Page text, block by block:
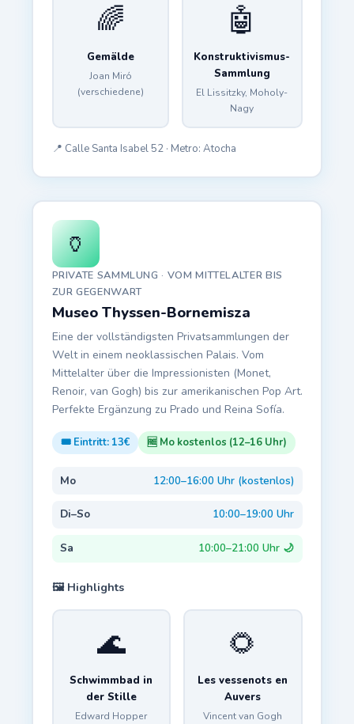
🌈
Gemälde
Joan Miró
(verschiedene)
🤖
Konstruktivismus-
Sammlung
El Lissitzky, Moholy-
Nagy
📍 Calle Santa Isabel 52 · Metro: Atocha
🏺
PRIVATE SAMMLUNG · VOM MITTELALTER BIS
ZUR GEGENWART
Museo Thyssen-Bornemisza
Eine der vollständigsten Privatsammlungen der
Welt in einem neoklassischen Palais. Vom
Mittelalter über die Impressionisten (Monet,
Renoir, van Gogh) bis zur amerikanischen Pop Art.
Perfekte Ergänzung zu Prado und Reina Sofía.
🎟️ Eintritt: 13€ 🆓 Mo kostenlos (12–16 Uhr)
Mo 12:00–16:00 Uhr (kostenlos)
Di–So 10:00–19:00 Uhr
Sa 10:00–21:00 Uhr 🌙
🖼️ Highlights
🌊
Schwimmbad in
der Stille
Edward Hopper
🌻
Les vessenots en
Auvers
Vincent van Gogh